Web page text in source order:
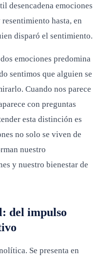
desencadena emociones
hasta, en
disparó el sentimiento.
emociones predomina
sentimos que alguien se
Cuando nos parece
con preguntas
esta distinción es
no solo se viven de
nuestro
y nuestro bienestar de
del impulso
Se presenta en